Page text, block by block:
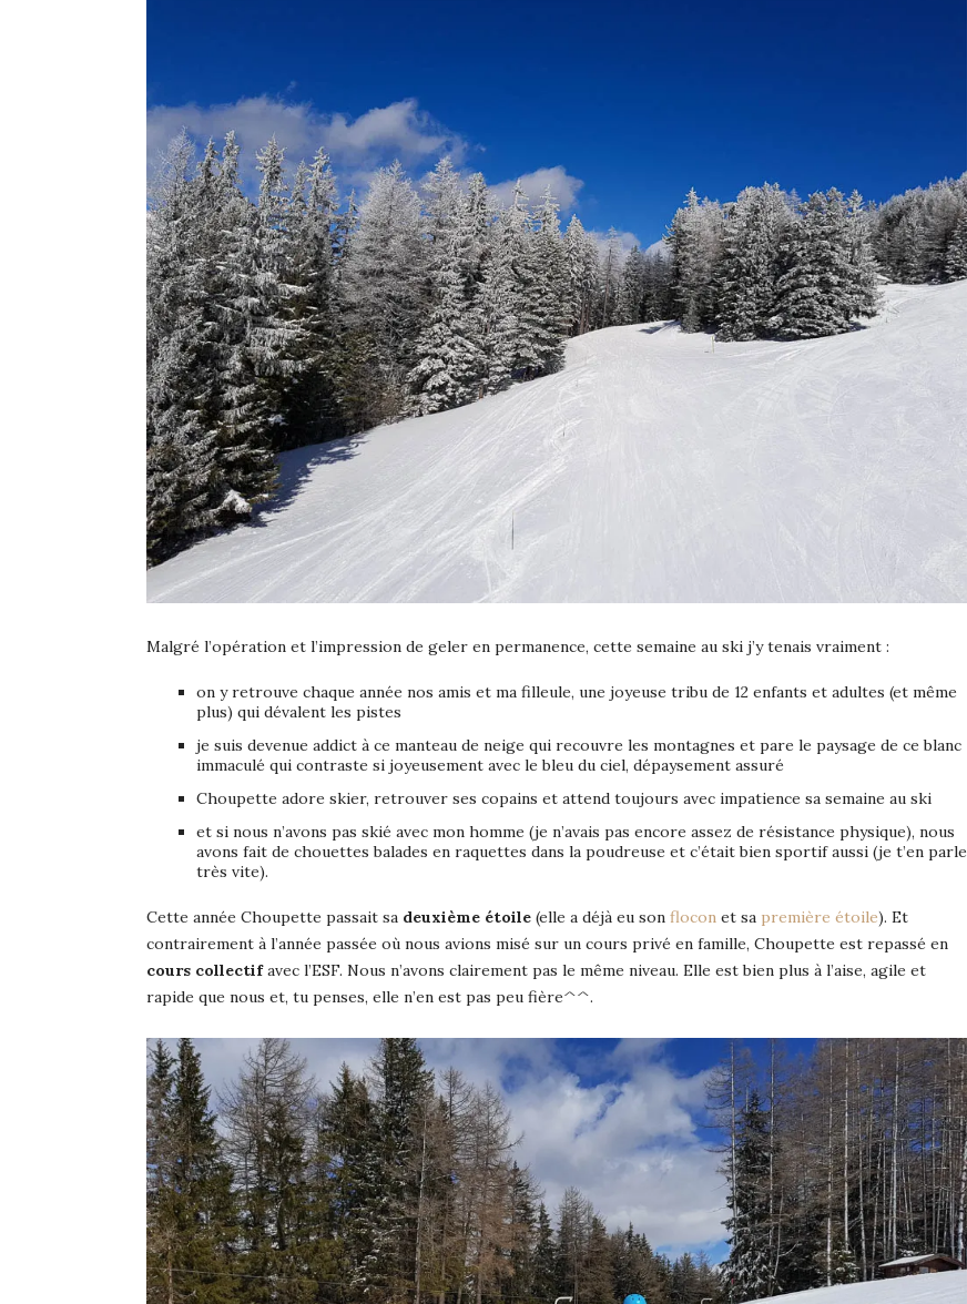
Malgré l’opération et l’impression de geler en permanence, cette semaine au ski j’y tenais vraiment :
on y retrouve chaque année nos amis et ma filleule, une joyeuse tribu de 12 enfants et adultes (et même
plus) qui dévalent les pistes
je suis devenue addict à ce manteau de neige qui recouvre les montagnes et pare le paysage de ce blanc
immaculé qui contraste si joyeusement avec le bleu du ciel, dépaysement assuré
Choupette adore skier, retrouver ses copains et attend toujours avec impatience sa semaine au ski
et si nous n’avons pas skié avec mon homme (je n’avais pas encore assez de résistance physique), nous
avons fait de chouettes balades en raquettes dans la poudreuse et c’était bien sportif aussi (je t’en parle
très vite).
Cette année Choupette passait sa deuxième étoile (elle a déjà eu son flocon et sa première étoile). Et
contrairement à l’année passée où nous avions misé sur un cours privé en famille, Choupette est repassé en
cours collectifavec l’ESF. Nous n’avons clairement pas le même niveau. Elle est bien plus à l’aise, agile et
rapide que nous et, tu penses, elle n’en est pas peu fière^^.